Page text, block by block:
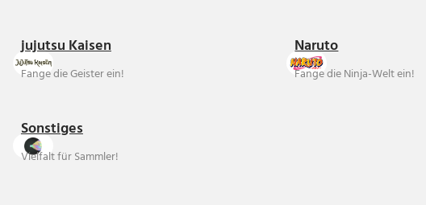
jujutsu Kaisen
Fange die Geister ein!
Naruto
Fange die Ninja-Welt ein!
Sonstiges
Vielfalt für Sammler!